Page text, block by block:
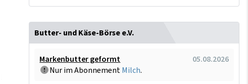
Butter- und Käse-Börse e.V.
Markenbutter geformt
05.08.2026
Nur im AbonnementMilch.